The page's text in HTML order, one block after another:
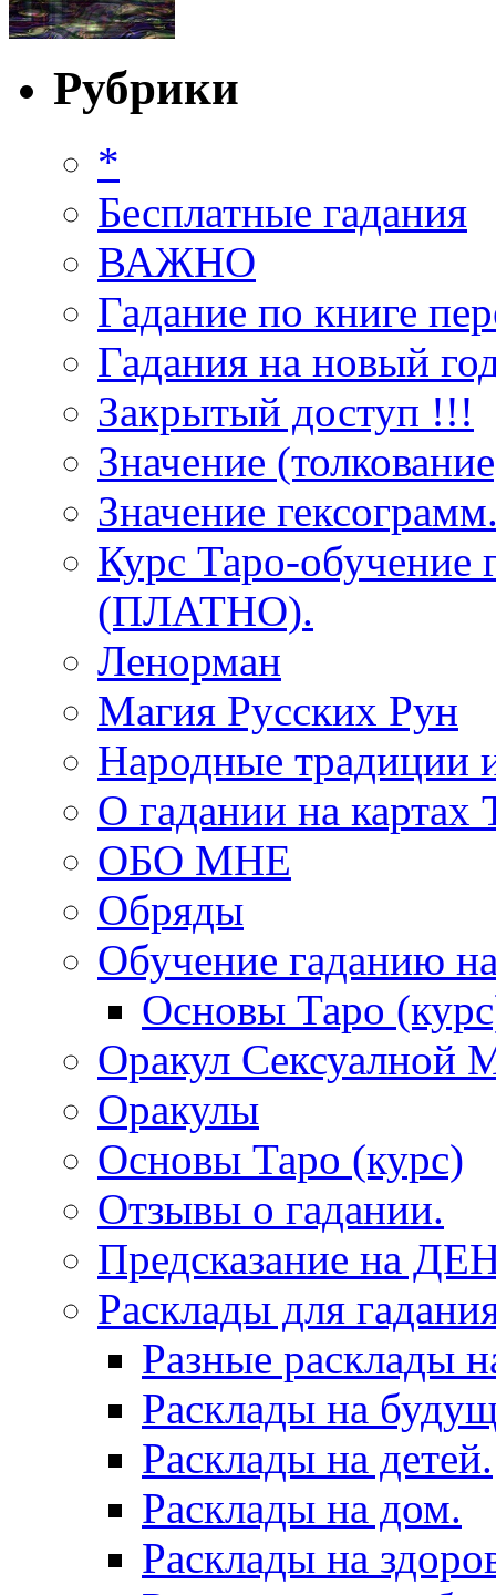
Рубрики
*
Бесплатные гадания
ВАЖНО
Гадание по книге
Гадания на новый
Закрытый доступ !!!
Значение
Значение
Курс Таро-обучение
(ПЛАТНО).
Ленорман
Магия Русских Рун
Народные традиции
О гадании на картах
ОБО МНЕ
Обряды
Обучение гаданию
Основы Таро
Оракул Сексуалной
Оракулы
Основы Таро (курс)
Отзывы о гадании.
Предсказание на
Расклады для
Разные расклады
Расклады на
Расклады на детей.
Расклады на дом.
Расклады на